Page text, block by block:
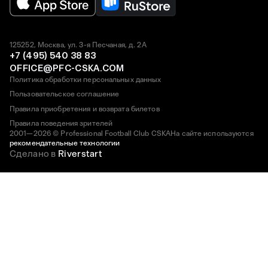
2001—2026 © Professional Football Club CSKAНа сайте используются
рекомендательные технологии
125252, Москва, ул. 3-я Песчаная, д. 2А
+7 (495) 540 38 83
OFFICE@PFC-CSKA.COM
Политика обработки персональных данных
Пользовательское соглашение
Правила приобретения и возврата билетов
Правила поведения зрителей
Сделано в Riverstart